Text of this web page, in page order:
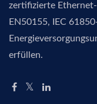
zertifizierte
EN50155, IEC
erfüllen.